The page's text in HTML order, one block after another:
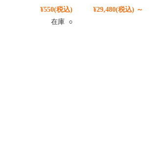
¥550(税込)
在庫 ○
¥29,480(税込) ～